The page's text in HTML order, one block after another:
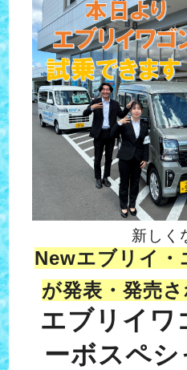
新しく
Newエブリイ・
が発表・発売
エブリイ
ーボスペ